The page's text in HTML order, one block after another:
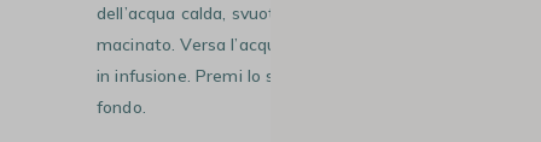
dell’acqua calda, svuotala e versaci il caffè
macinato. Versa l’acqua in più volte e lascia
in infusione. Premi lo stantuffo fino in
fondo.